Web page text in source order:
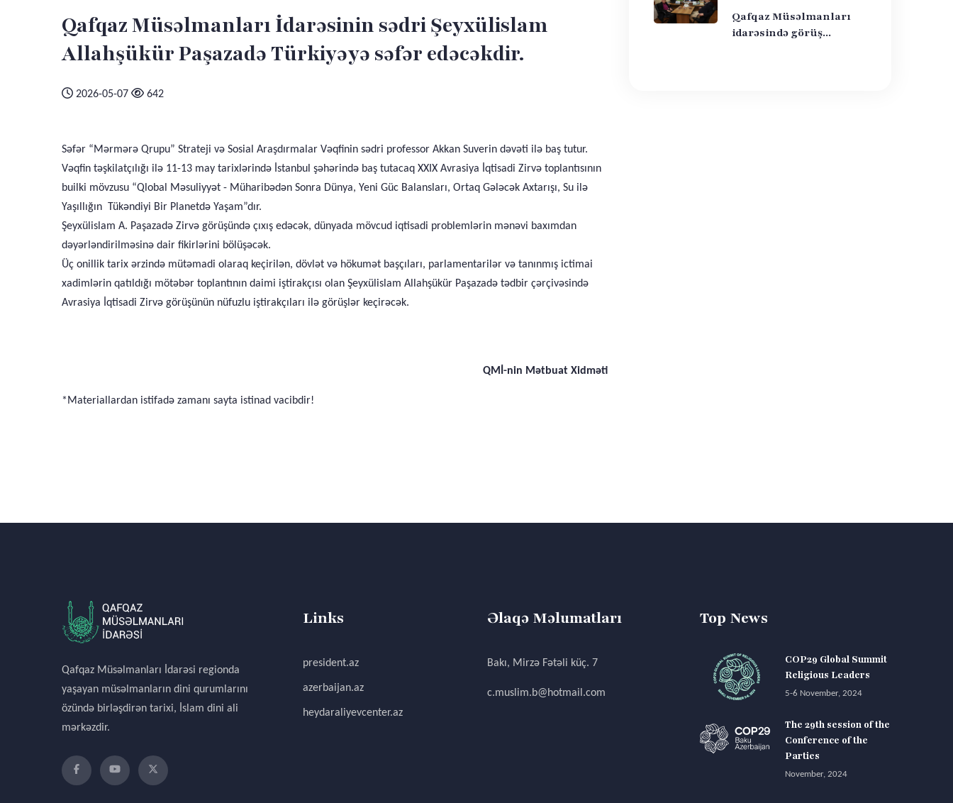
Qafqaz Müsəlmanları İdarəsinin sədri Şeyxülislam
Allahşükür Paşazadə Türkiyəyə səfər edəcəkdir.
2026-05-07 642
Səfər “Mərmərə Qrupu” Strateji və Sosial Araşdırmalar Vəqfinin sədri professor Akkan Suverin dəvəti ilə baş tutur.
Vəqfin təşkilatçılığı ilə 11-13 may tarixlərində İstanbul şəhərində baş tutacaq XXIX Avrasiya İqtisadi Zirvə toplantısının
builki mövzusu “Qlobal Məsuliyyət - Müharibədən Sonra Dünya, Yeni Güc Balansları, Ortaq Gələcək Axtarışı, Su ilə
Yaşıllığın Tükəndiyi Bir Planetdə Yaşam”dır.
Şeyxülislam A. Paşazadə Zirvə görüşündə çıxış edəcək, dünyada mövcud iqtisadi problemlərin mənəvi baxımdan
dəyərləndirilməsinə dair fikirlərini bölüşəcək.
Üç onillik tarix ərzində mütəmadi olaraq keçirilən, dövlət və hökumət başçıları, parlamentarilər və tanınmış ictimai
xadimlərin qatıldığı mötəbər toplantının daimi iştirakçısı olan Şeyxülislam Allahşükür Paşazadə tədbir çərçivəsində
Avrasiya İqtisadi Zirvə görüşünün nüfuzlu iştirakçıları ilə görüşlər keçirəcək.
QMİ-nin Mətbuat Xidməti
*Materiallardan istifadə zamanı sayta istinad vacibdir!
Qafqaz Müsəlmanları
idarəsində görüş...
Qafqaz Müsəlmanları İdarəsi regionda
yaşayan müsəlmanların dini qurumlarını
özündə birləşdirən tarixi, İslam dini ali
mərkəzdir.
Links
president.az
azerbaijan.az
heydaraliyevcenter.az
Əlaqə Məlumatları
Bakı, Mirzə Fətəli küç. 7
c.muslim.b@hotmail.com
Top News
COP29 Global Summit
Religious Leaders
5-6 November, 2024
The 29th session of the
Conference of the
Parties
November, 2024